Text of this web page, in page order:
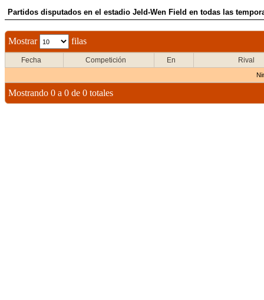
Partidos disputados en el estadio Jeld-Wen Field en todas las
Mostrar filas
Fecha Competición En Rival
Mostrando 0 a 0 de 0 totales